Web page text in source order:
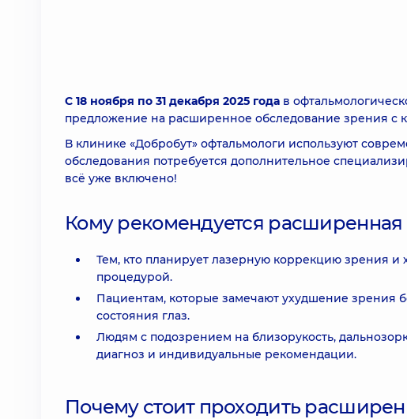
С 18 ноября по 31 декабря 2025 года в
предложение на расширенное обследование зрения с
В клинике «Добробут» офтальмологи используют
обследования потребуется дополнительное
всё уже включено!
Кому рекомендуется расширенная
Тем, кто планирует лазерную коррекцию зрения и
процедурой.
Пациентам, которые замечают ухудшение зрения
состояния глаз.
Людям с подозрением на близорукость,
диагноз и индивидуальные рекомендации.
Почему стоит проходить